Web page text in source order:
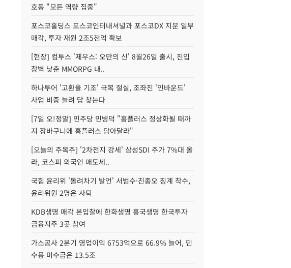
호동 "모든 역량 집중"
포스코홀딩스 포스코인터내셔널과 포스코DX 지분 일부
매각, 투자 재원 2조5천억 확보
[현장] 컴투스 '제우스: 오만의 신' 8월26일 출시, 진입
장벽 낮춘 MMORPG 내..
하나투어 '고환율 기조' 극복 절실, 조좌진 '인바운드'
사업 비중 늘려 답 찾는다
[7일 오!정말] 민주당 민병덕 "홈플러스 정상화될 때까
지 장바구니에 홈플러스 담아달라"
[오늘의 주목주] '2차전지 강세' 삼성SDI 주가 7%대 올
라, 코스피 외국인 매도세..
국힘 윤리위 '돌려차기 발언' 서범수·진종오 징계 착수,
윤리위원 2명은 사퇴
KDB생명 매각 본입찰에 한화생명 흥국생명 한국투자
금융지주 3곳 참여
가스공사 2분기 영업이익 6753억으로 66.9% 늘어, 민
수용 미수금은 13.5조